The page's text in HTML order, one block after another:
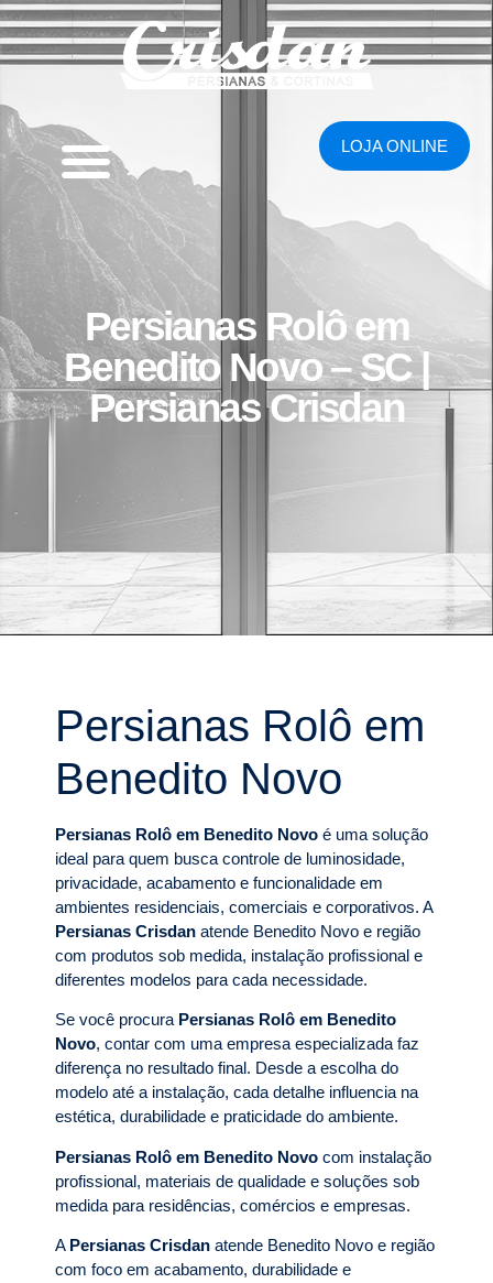
LOJA ONLINE
Persianas Rolô em
Benedito Novo – SC |
Persianas Crisdan
Persianas Rolô em
Benedito Novo
Persianas Rolô em Benedito Novo é uma solução
ideal para quem busca controle de luminosidade,
privacidade, acabamento e funcionalidade em
ambientes residenciais, comerciais e corporativos. A
Persianas Crisdan atende Benedito Novo e região
com produtos sob medida, instalação profissional e
diferentes modelos para cada necessidade.
Se você procura Persianas Rolô em Benedito
Novo, contar com uma empresa especializada faz
diferença no resultado final. Desde a escolha do
modelo até a instalação, cada detalhe influencia na
estética, durabilidade e praticidade do ambiente.
Persianas Rolô em Benedito Novo com instalação
profissional, materiais de qualidade e soluções sob
medida para residências, comércios e empresas.
A Persianas Crisdan atende Benedito Novo e região
com foco em acabamento, durabilidade e